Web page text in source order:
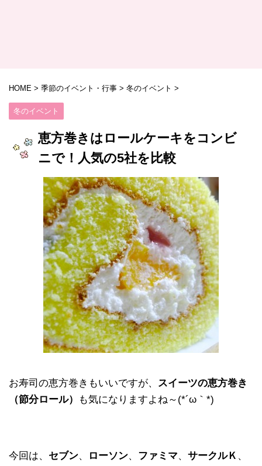
HOME > 季節のイベント・行事 > 冬のイベント >
冬のイベント
恵方巻きはロールケーキをコンビ
ニで！人気の5社を比較
お寿司の恵方巻きもいいですが、
スイーツの恵方巻き
（節分ロール）
も気になりますよね～(*´ω｀*)
今回は、 セブン、 ローソン、 ファミマ、 サークルＫ 、